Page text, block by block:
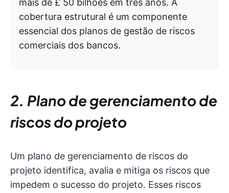
mais de £ 50 bilhões em três anos. A
cobertura estrutural é um componente
essencial dos planos de gestão de riscos
comerciais dos bancos.
2. Plano de gerenciamento de
riscos do projeto
Um plano de gerenciamento de riscos do
projeto identifica, avalia e mitiga os riscos que
impedem o sucesso do projeto. Esses riscos